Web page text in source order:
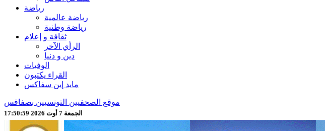
رياضة
رياضة عالمية
رياضة وطنية
ثقافة و إعلام
الرأي الآخر
دين و دنيا
الوفيات
القراء يكتبون
مايد إين سفاكس
موقع الصحفيين التونسيين بصفاقس
الجمعة 7 أوت 2026 17:51:01